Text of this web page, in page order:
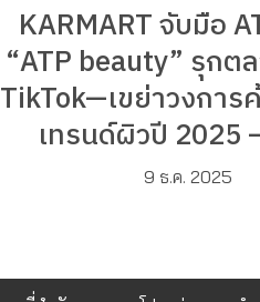
KARMART จับมือ
“ATP beauty” รุกต
TikTok—เขย่าวงการ
เทรนด์ผิวปี 2025
9 ธ.ค. 2025